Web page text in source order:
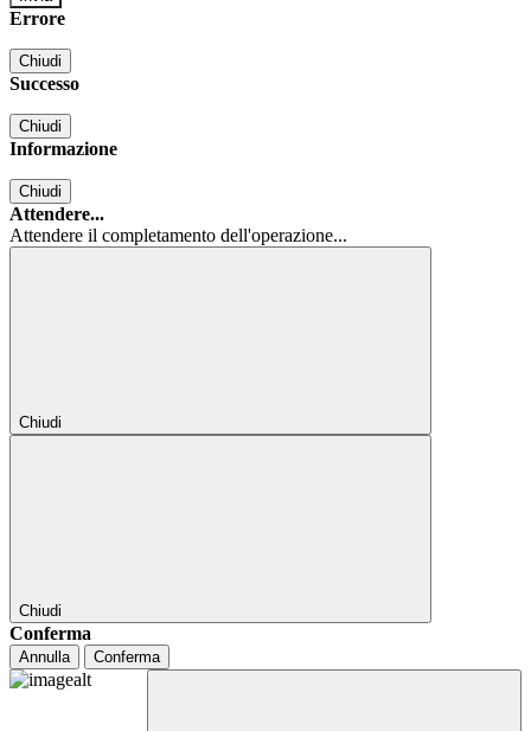
Errore
Chiudi
Successo
Chiudi
Informazione
Chiudi
Attendere...
Attendere il completamento dell'operazione...
Chiudi
Chiudi
Conferma
Annulla Conferma